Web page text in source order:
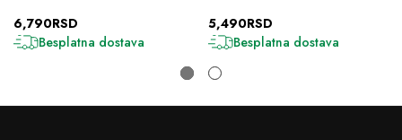
6,790RSD
Besplatna dostava
5,490RSD
Besplatna dostava